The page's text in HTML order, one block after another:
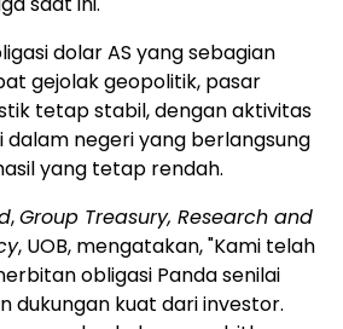
dolar AS yang sebagian
gejolak geopolitik, pasar
tetap stabil, dengan aktivitas
negeri yang berlangsung
yang tetap rendah.
,Group Treasury, Research and
, UOB, mengatakan, "Kami telah
obligasi Panda senilai
dukungan kuat dari investor.